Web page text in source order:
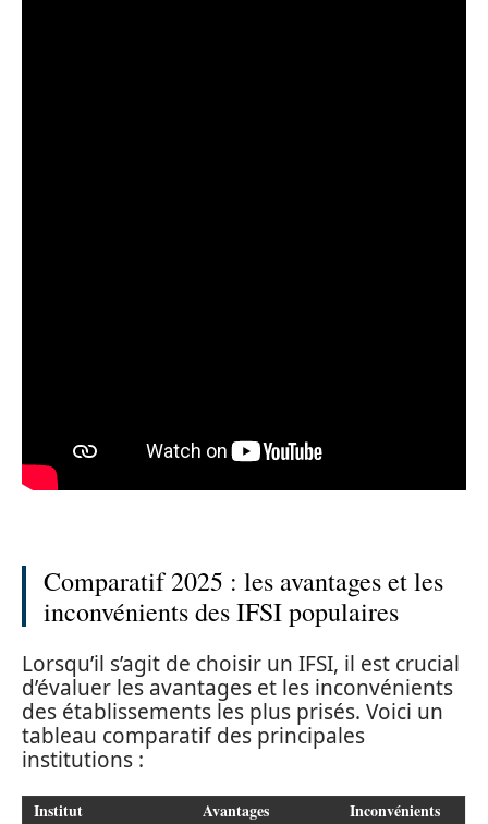
Comparatif 2025 : les avantages et les
inconvénients des IFSI populaires
Lorsqu’il s’agit de choisir un IFSI, il est crucial
d’évaluer les avantages et les inconvénients
des établissements les plus prisés. Voici un
tableau comparatif des principales
institutions :
Institut Avantages Inconvénients